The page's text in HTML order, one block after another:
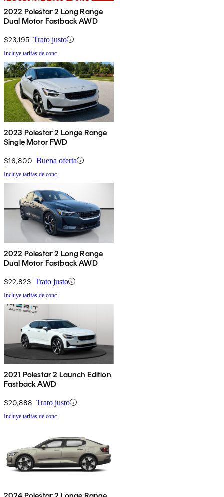
2022 Polestar 2 Long Range
Dual Motor Fastback AWD
$23,195 Trato justo
Incluye tarifas de conc.
2023 Polestar 2 Longe Range
Single Motor FWD
$16,800 Buena oferta
Incluye tarifas de conc.
2022 Polestar 2 Long Range
Dual Motor Fastback AWD
$22,823 Trato justo
Incluye tarifas de conc.
2021 Polestar 2 Launch Edition
Fastback AWD
$20,888 Trato justo
Incluye tarifas de conc.